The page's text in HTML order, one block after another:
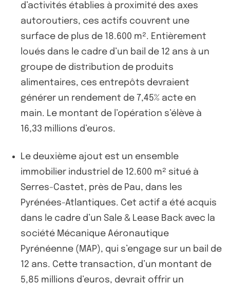
d’activités établies à proximité des axes
autoroutiers, ces actifs couvrent une
surface de plus de 18.600 m². Entièrement
loués dans le cadre d’un bail de 12 ans à un
groupe de distribution de produits
alimentaires, ces entrepôts devraient
générer un rendement de 7,45% acte en
main. Le montant de l’opération s’élève à
16,33 millions d’euros.
Le deuxième ajout est un ensemble
immobilier industriel de 12.600 m² situé à
Serres-Castet, près de Pau, dans les
Pyrénées-Atlantiques. Cet actif a été acquis
dans le cadre d’un Sale & Lease Back avec la
société Mécanique Aéronautique
Pyrénéenne (MAP), qui s’engage sur un bail de
12 ans. Cette transaction, d’un montant de
5,85 millions d’euros, devrait offrir un